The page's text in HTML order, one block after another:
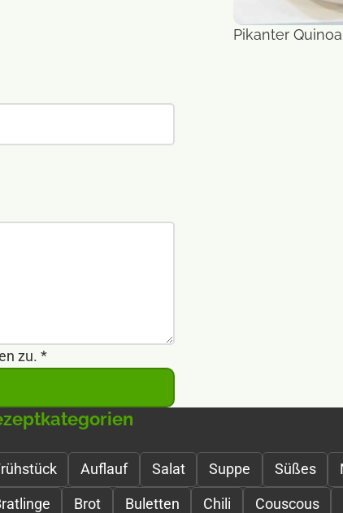
zu. *
Salat
Pikanter
Auflauf Salat Suppe Süßes
Brot Buletten Chili Couscous